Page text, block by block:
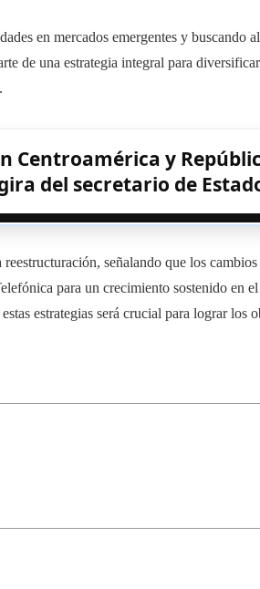
en mercados emergentes y buscando
de una estrategia integral para
Centroamérica y
del secretario de
señalando que los
para un crecimiento sostenido en
estrategias será crucial para lograr los